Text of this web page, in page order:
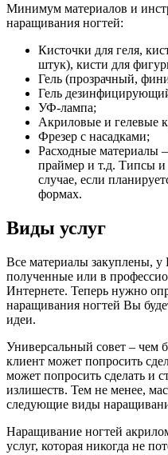
Минимум материалов и
наращивания ногтей:
Кисточки для геля,
штук), кисти для
Гель (прозрачный,
Гель
УФ-лампа;
Акриловые и гелевые
Фрезер с насадками;
Расходные материалы
праймер и т.д. Типсы и
случае, если
формах.
Виды услуг
Все материалы закуплены, у
полученные или в
Интернете. Теперь нужно
наращивания ногтей Вы
идеи.
Универсальный совет –
клиент может попросить
может попросить сделать и
излишеств. Тем не менее,
следующие виды
Наращивание ногтей
услуг, которая никогда не